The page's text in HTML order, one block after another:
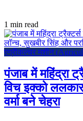
1 min read
एग्रीकल्चर मशीन
पंजाब में महिंद्रा
विच इक्को
वर्मा बने चेहरा